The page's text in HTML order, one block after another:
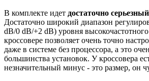
В комплекте идет достаточно
Достаточно широкий диапазон
dB/0 dB/+2 dB) уровня
кроссовере позволяет очень точно
даже в системе без процессора, а это
большинства установок. У кроссовера
незначительный минус - это размер, он